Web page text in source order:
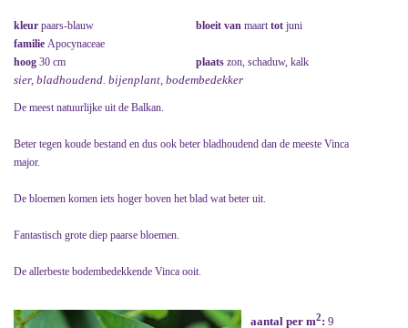
kleur paars-blauw bloeit van maarttot juni
familie Apocynaceae
hoog 30 cm plaats zon, schaduw, kalk
sier, bladhoudend. bijenplant, bodembedekker
De meest natuurlijke uit de Balkan.
Beter tegen koude bestand en dus ook beter bladhoudend dan de meeste Vinca
major.
De bloemen komen iets hoger boven het blad wat beter uit.
Fantastisch grote diep paarse bloemen.
De allerbeste bodembedekkende Vinca ooit.
aantal per m2: 9